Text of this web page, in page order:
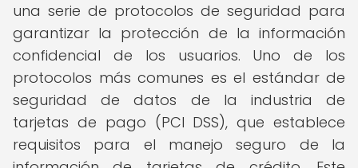
una serie de protocolos de seguridad para
garantizar la protección de la información
confidencial de los usuarios. Uno de los
protocolos más comunes es el estándar de
seguridad de datos de la industria de
tarjetas de pago (PCI DSS), que establece
requisitos para el manejo seguro de la